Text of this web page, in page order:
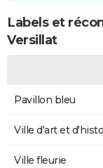
Labels et
Versillat
Pavillon bleu
Ville d'art et
Ville fleurie